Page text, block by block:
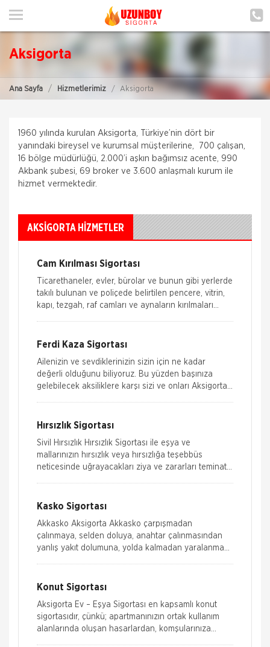
ANA SAYFA
POLIÇE HATIRLAT
ŞUBELERIMIZ
ŞUBE BAŞVURUSU
TEKLİF AL
Aksigorta
Ana Sayfa Hizmetlerimiz Aksigorta
1960 yılında kurulan Aksigorta, Türkiye’nin dört bir
yanındaki bireysel ve kurumsal müşterilerine, 700 çalışan,
16 bölge müdürlüğü, 2.000’i aşkın bağımsız acente, 990
Akbank şubesi, 69 broker ve 3.600 anlaşmalı kurum ile
hizmet vermektedir.
AKSIGORTA HİZMETLER
Cam Kırılması Sigortası
Ticarethaneler, evler, bürolar ve bunun gibi yerlerde
takılı bulunan ve poliçede belirtilen pencere, vitrin,
kapı, tezgah, raf camları ve aynaların kırılmaları
Ferdi Kaza Sigortası
Ailenizin ve sevdiklerinizin sizin için ne kadar
değerli olduğunu biliyoruz. Bu yüzden başınıza
gelebilecek aksiliklere karşı sizi ve onları Aksigorta
Hırsızlık Sigortası
Sivil Hırsızlık Hırsızlık Sigortası ile eşya ve
mallarınızın hırsızlık veya hırsızlığa teşebbüs
neticesinde uğrayacakları ziya ve zararları teminat
Kasko Sigortası
Akkasko Aksigorta Akkasko çarpışmadan
çalınmaya, selden doluya, anahtar çalınmasından
yanlış yakıt dolumuna, yolda kalmadan yaralanmaya
Konut Sigortası
Aksigorta Ev – Eşya Sigortası en kapsamlı konut
sigortasıdır, çünkü; apartmanınızın ortak kullanım
alanlarında oluşan hasarlardan, komşularınıza